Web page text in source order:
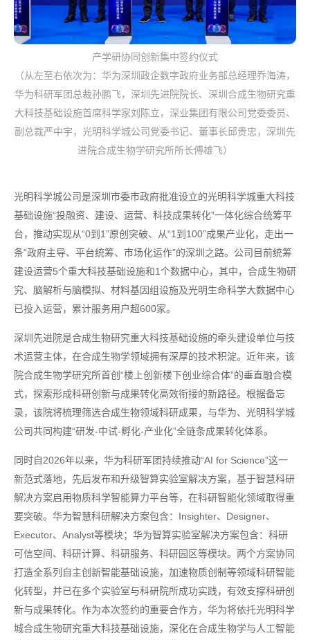
产学研协同创新集中签约仪式
（从左至右依次为：华为深圳政企数字政府业务部总经理乔海涛，
华为科研军团总裁孙鹏飞，深圳先进院院长、深圳合成生物研究重
大科技基础设施首席科学家刘陈立，深业集团有限公司党委委员、
副总裁严中宇，光明科学城公司党委书记、董事长邱贵忠，深圳先
进院合成生物学研究所所长傅雄飞）
光明科学城公司是深圳市委市政府批准设立的光明科学城重大科技
基础设施“投融资、建设、运营、科技成果转化”一体化综合统筹平
台，推动实现从“0到1”原创突破、从“1到100”成果产业化，走出一
条“政府主导、平台统筹、市场化运作”的深圳之路。公司目前统筹
建设运营5个重大科技基础设施和1个数据中心，其中，合成生物研
究、脑解析与脑模拟、材料基因组设施及光明生命科学大数据中心
已投入运营，累计服务用户超600家。
深圳先进院是合成生物研究重大科技基础设施的牵头建设单位与技
术运营主体，在合成生物学领域拥有深厚的技术积淀。近年来，该
院合成生物学研究所首创“楼上创新楼下创业综合体”的垂直融合模
式，探索形成科研创新与成果转化高效衔接的新路径。根据备忘
录，该院将梳理筛选合成生物领域科研成果，与华为、光明科学城
公司共同构建“研发-中试-孵化-产业化”全链条成果转化体系。
同时自2026年以来，华为科研军团持续推动“AI for Science”这一
新范式落地，先后发布和升级智算实验室解决方案，基于智慧科研
解决方案启用物质科学智能算力平台等，在科研智能化领域取得重
要突破。华为智慧科研解决方案包含：Insighter、Designer、
Executor、Analyst等模块；华为智算实验室解决方案包含：科研
可信空间、科研计算、科研服务、科研园区等模块。两个方案协同
打造全系列自主创新智能基础设施，加速物质创制等领域科研智能
化转型，并已在多个实验室与科研院所成功实践，有效支撑科研创
新与成果转化。作为本次签约的重要合作方，华为将依托光明科学
城合成生物研究重大科技基础设施，深化在合成生物学与人工智能